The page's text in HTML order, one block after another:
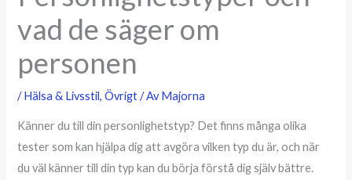
vad de säger om
personen
/Hälsa & Livsstil,Övrigt/ AvMajorna
Känner du till din personlighetstyp? Det finns många olika
tester som kan hjälpa dig att avgöra vilken typ du är, och när
du väl känner till din typ kan du börja förstå dig själv bättre.